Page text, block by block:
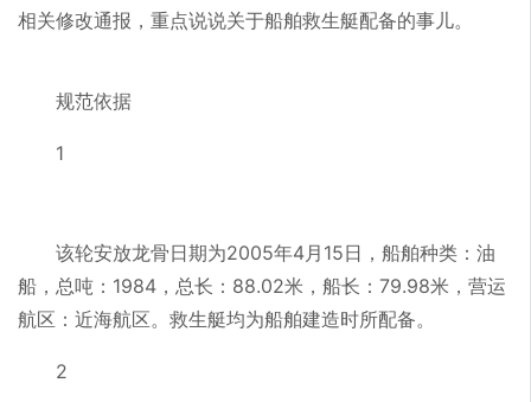
相关修改通报，重点说说关于船舶救生艇配备的事儿。
规范依据
1
该轮安放龙骨日期为2005年4月15日，船舶种类：油
船，总吨：1984，总长：88.02米，船长：79.98米，营运
航区：近海航区。救生艇均为船舶建造时所配备。
2